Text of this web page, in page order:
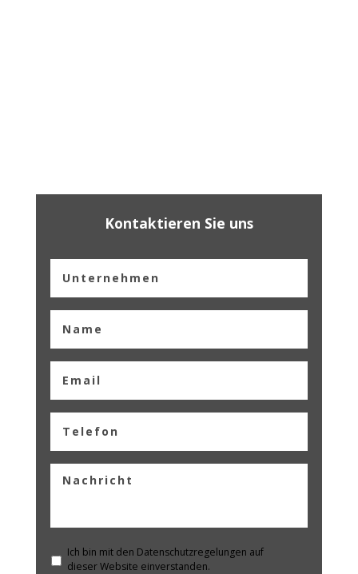
Kontaktieren Sie uns
Ich bin mit den Datenschutzregelungen auf
dieser Website einverstanden.